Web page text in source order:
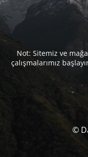
Not: Sitemiz ve
çalışmalarımız
©